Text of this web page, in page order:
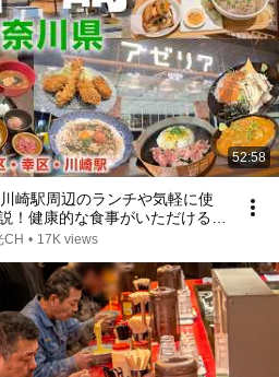
52:58
崎駅周辺のランチや気軽に使
！健康的な食事がいただけるお
、川崎で楽しめる全国チェーン
CH • 17K views